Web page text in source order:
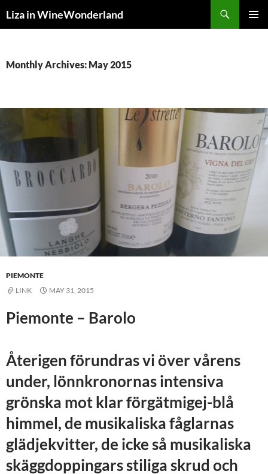
toLiza in WineWonderland
Monthly Archives: May 2015
PIEMONTE
LINK
MAY 31, 2015
Piemonte – Barolo
Återigen förundras vi över vårens
under, lönnkronornas intensiva
grönska mot klar förgätmigej-blå
himmel, de musikaliska fåglarnas
glädjekvitter, de icke så musikaliska
skäggdoppingars stiliga skrud och